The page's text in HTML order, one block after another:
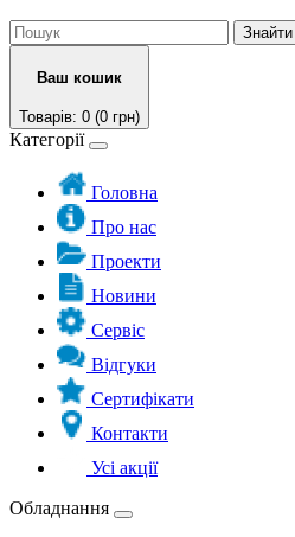
Знайти
Ваш кошик
Товарів: 0 (0 грн)
Категорії
Головна
Про нас
Проекти
Новини
Сервіс
Відгуки
Сертифікати
Контакти
Усі акції
Обладнання